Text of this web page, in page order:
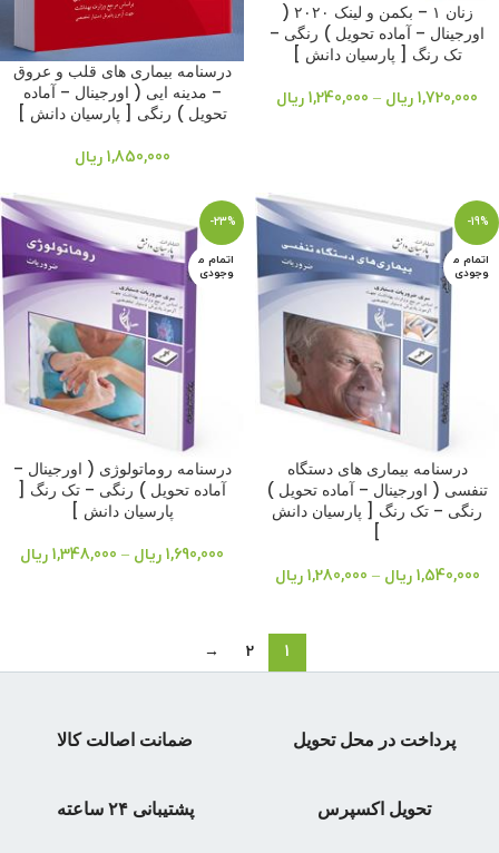
زنان ۱ – بکمن و لینک ۲۰۲۰ (
اورجینال – آماده تحویل ) رنگی –
تک رنگ [ پارسیان دانش ]
1,720,000 ریال –
1,240,000 ریال
درسنامه بیماری های قلب و عروق
– مدینه ایی ( اورجینال – آماده
تحویل ) رنگی [ پارسیان دانش ]
1,850,000 ریال
-19%
اتمام م
وجودی
درسنامه بیماری های دستگاه
تنفسی ( اورجینال – آماده تحویل )
رنگی – تک رنگ [ پارسیان دانش
1,540,000 ریال –
1,280,000 ریال
-23%
اتمام م
وجودی
درسنامه روماتولوژی ( اورجینال –
آماده تحویل ) رنگی – تک رنگ [
پارسیان دانش ]
1,690,000 ریال –
1,348,000 ریال
1
2
→
ضمانت اصالت کالا پرداخت در محل تحویل
پشتیبانی ۲۴ ساعته تحویل اکسپرس